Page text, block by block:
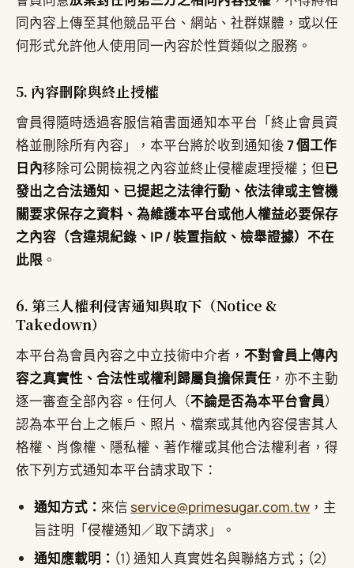
同內容上傳至其他競品平台、網站、社群媒體，或以任
何形式允許他人使用同一內容於性質類似之服務。
5. 內容刪除與終止授權
會員得隨時透過客服信箱書面通知本平台「終止會員資
格並刪除所有內容」，本平台將於收到通知後7 個工作
日內移除可公開檢視之內容並終止侵權處理授權；但已
發出之合法通知、已提起之法律行動、依法律或主管機
關要求保存之資料、為維護本平台或他人權益必要保存
之內容（含違規紀錄、IP / 裝置指紋、檢舉證據）不在
此限 。
6. 第三人權利侵害通知與取下（Notice &
Takedown）
本平台為會員內容之中立技術中介者， 不對會員上傳內
容之真實性、合法性或權利歸屬負擔保責任 ，亦不主動
逐一審查全部內容。任何人（不論是否為本平台會員）
認為本平台上之帳戶、照片、檔案或其他內容侵害其人
格權、肖像權、隱私權、著作權或其他合法權利者，得
依下列方式通知本平台請求取下：
通知方式： 來信service@primesugar.com.tw ，主
旨註明「侵權通知／取下請求」。
通知應載明： (1) 通知人真實姓名與聯絡方式；(2)